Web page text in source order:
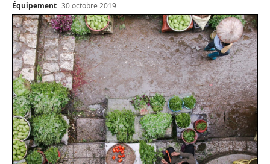
Équipement 30 octobre 2019